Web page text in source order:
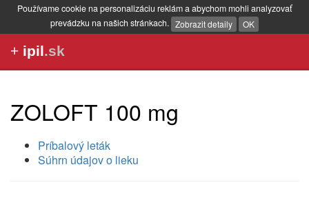
Používame cookie na personalizáciu reklám a abychom mohli analyzovať
prevádzku na našich stránkach. Zobrazit detaily OK
+ ipil.sk
ZOLOFT 100 mg
Príbalový leták
Súhrn údajov o lieku